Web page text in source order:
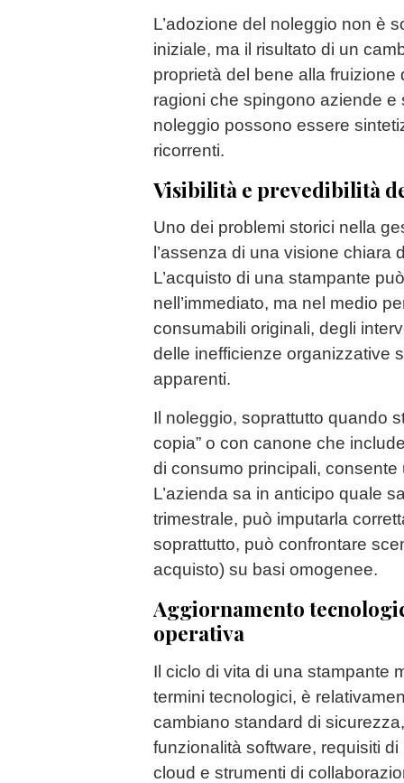
L’adozione del noleggio non è
iniziale, ma il risultato di un
proprietà del bene alla
ragioni che spingono aziende e
noleggio possono essere
ricorrenti.
Visibilità e prevedibilità
Uno dei problemi storici nella
l’assenza di una visione chiara
L’acquisto di una stampante
nell’immediato, ma nel medio
consumabili originali, degli
delle inefficienze organizzative
apparenti.
Il noleggio, soprattutto quando
copia” o con canone che
di consumo principali,
L’azienda sa in anticipo quale
trimestrale, può imputarla
soprattutto, può confrontare
acquisto) su basi omogenee.
Aggiornamento
operativa
Il ciclo di vita di una stampante
termini tecnologici, è
cambiano standard di
funzionalità software, requisiti
cloud e strumenti di